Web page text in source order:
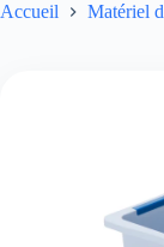
Accueil Matériel